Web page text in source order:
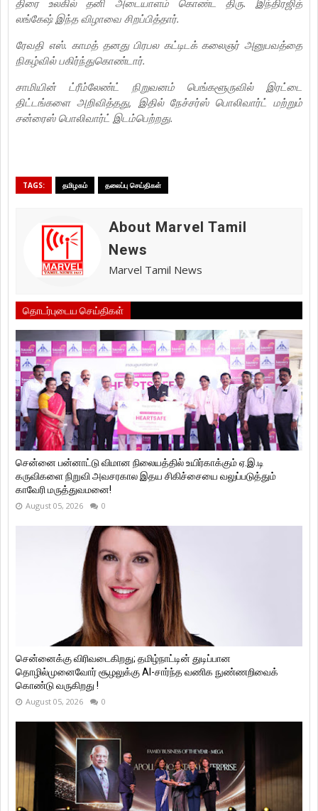
லங்கேஷ் இந்த விழாவை சிறப்பித்தார்.
ரேவதி எஸ். காமத் தனது பிரபல கட்டிடக் கலைஞர் அனுபவத்தை
நிகழ்வில் பகிர்ந்துகொண்டார்.
சாமியின் ட்ரீம்லேண்ட் நிறுவனம் பெங்களூருவில் இரட்டை
திட்டங்களை அறிவித்தது, இதில் நேச்சர்ஸ் பொலிவார்ட் மற்றும்
சன்ரைஸ் பொலிவார்ட் இடம்பெற்றது.
TAGS: தமிழகம் தலைப்பு செய்திகள்
About Marvel Tamil
News
Marvel Tamil News
தொடர்புடைய செய்திகள்
சென்னை பன்னாட்டு விமான நிலையத்தில் உயிர்காக்கும் ஏ.இ.டி
கருவிகளை நிறுவி அவசரகால இதய சிகிச்சையை வலுப்படுத்தும்
காவேரி மருத்துவமனை!
August 05, 2026 0
சென்னைக்கு விரிவடைகிறது; தமிழ்நாட்டின் துடிப்பான
தொழில்முனைவோர் சூழலுக்கு AI-சார்ந்த வணிக நுண்ணறிவைக்
கொண்டு வருகிறது !
August 05, 2026 0